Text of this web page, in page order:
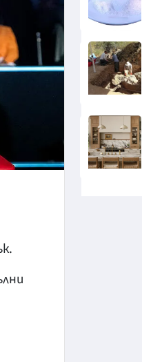
Снимка:
Пиксабей